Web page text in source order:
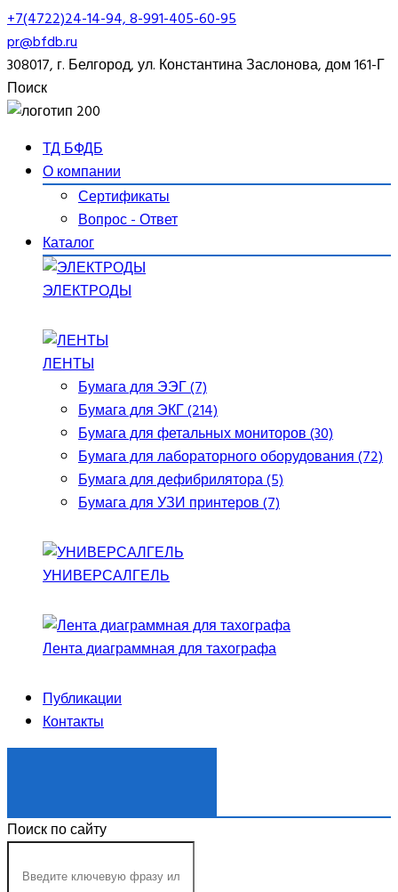
+7(4722)24-14-94, 8-991-405-60-95
pr@bfdb.ru
308017, г. Белгород, ул. Константина Заслонова, дом 161-Г
Поиск
ТД БФДБ
О компании
Сертификаты
Вопрос - Ответ
Каталог
ЭЛЕКТРОДЫ
ЛЕНТЫ
Бумага для ЭЭГ (7)
Бумага для ЭКГ (214)
Бумага для фетальных мониторов (30)
Бумага для лабораторного оборудования (72)
Бумага для дефибрилятора (5)
Бумага для УЗИ принтеров (7)
УНИВЕРСАЛГЕЛЬ
Лента диаграммная для тахографа
Публикации
Контакты
Поиск по сайту